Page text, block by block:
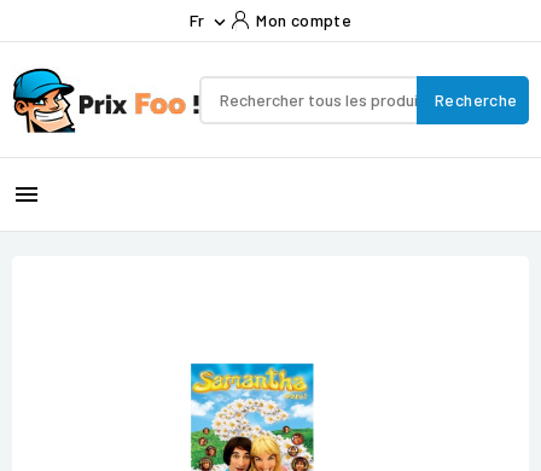
Fr  Mon compte
Recherche
